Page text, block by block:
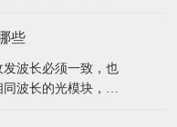
等一些领域。 光纤
接;一端装有插头则
些
波长必须一致，也
波长的光模块，简